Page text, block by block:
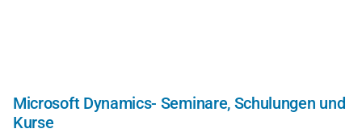
Microsoft Dynamics- Seminare, Schulungen und
Kurse